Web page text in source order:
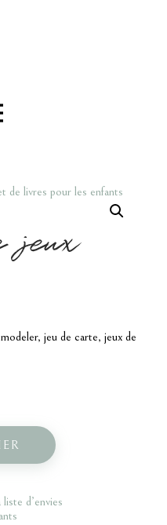
jeux
jeu de carte, jeux de
d’envies